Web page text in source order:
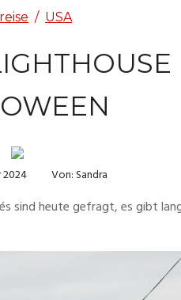
/ USA
2024 Von: Sandra
sind heute gefragt, es gibt